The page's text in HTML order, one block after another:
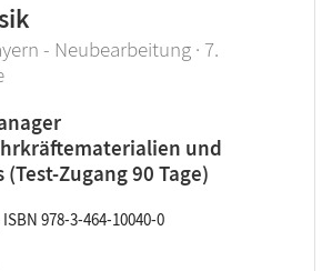
- Neubearbeitung · 7.
und
Zugang 90 Tage)
978-3-464-10040-0